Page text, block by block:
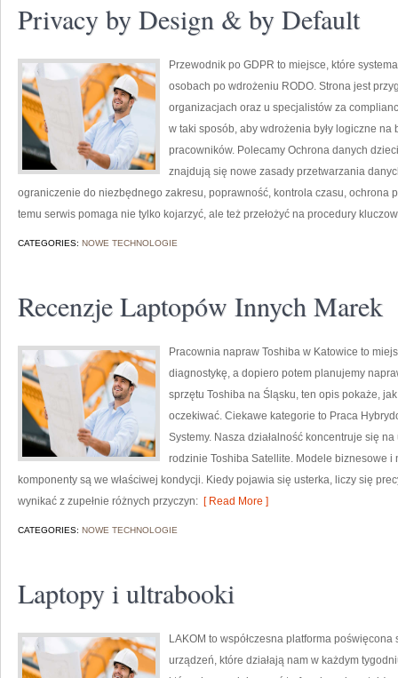
Privacy by Design & by Default
Przewodnik po GDPR to miejsce, które
osobach po wdrożeniu RODO. Strona jest
organizacjach oraz u specjalistów za
w taki sposób, aby wdrożenia były logiczne na
pracowników. Polecamy Ochrona danych
znajdują się nowe zasady przetwarzania
ograniczenie do niezbędnego zakresu, poprawność, kontrola czasu, ochrona
temu serwis pomaga nie tylko kojarzyć, ale też przełożyć na procedury
CATEGORIES: NOWE TECHNOLOGIE
Recenzje Laptopów Innych Marek
Pracownia napraw Toshiba w Katowice to
diagnostykę, a dopiero potem planujemy
sprzętu Toshiba na Śląsku, ten opis pokaże,
oczekiwać. Ciekawe kategorie to Praca
Systemy. Nasza działalność koncentruje się
rodzinie Toshiba Satellite. Modele biznesowe i
komponenty są we właściwej kondycji. Kiedy pojawia się usterka, liczy się
wynikać z zupełnie różnych przyczyn: [ Read More ]
CATEGORIES: NOWE TECHNOLOGIE
Laptopy i ultrabooki
LAKOM to współczesna platforma
urządzeń, które działają nam w każdym